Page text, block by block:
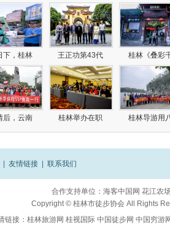
下，桂林 王正功第43代 桂林《叠彩
后，云南 桂林举办在职 桂林导游用
友情链接 联系我们
合作支持单位： 海客中国网 花江农
Copyright © 桂林市徒步协会All Rights
链接： 桂林旅游网 桂视国际 中国徒步网 中国穷游